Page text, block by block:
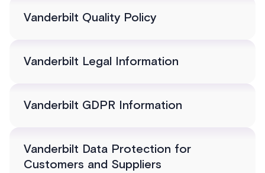
Vanderbilt Quality Policy
Vanderbilt Legal Information
Vanderbilt GDPR Information
Vanderbilt Data Protection for
Customers and Suppliers